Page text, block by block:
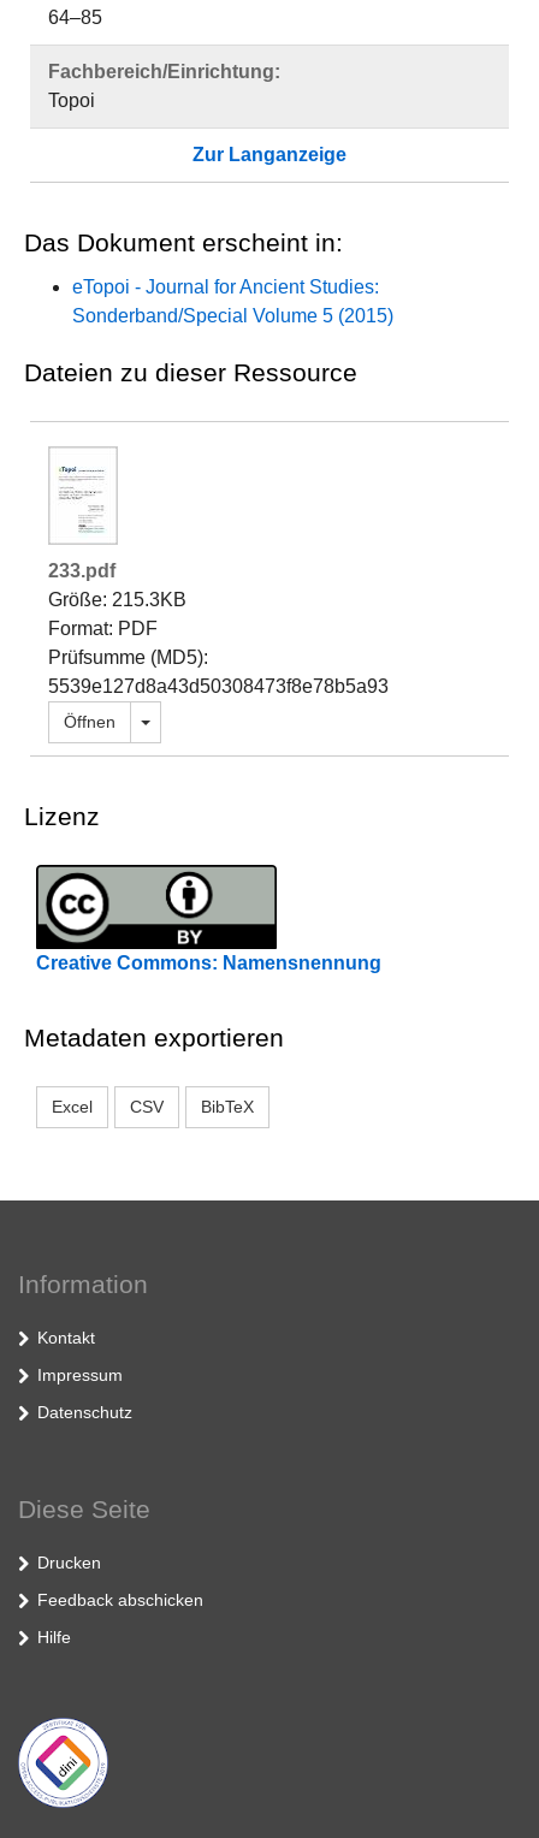
64–85
Fachbereich/Einrichtung:
Topoi
Zur Langanzeige
Das Dokument erscheint in:
eTopoi - Journal for Ancient Studies:
Sonderband/Special Volume 5 (2015)
Dateien zu dieser Ressource
233.pdf
Größe: 215.3KB
Format: PDF
Prüfsumme (MD5):
5539e127d8a43d50308473f8e78b5a93
Öffnen Dropdown öffnen
Lizenz
Creative Commons: Namensnennung
Metadaten exportieren
Excel CSV BibTeX
Information
Kontakt
Impressum
Datenschutz
Diese Seite
Drucken
Feedback abschicken
Hilfe